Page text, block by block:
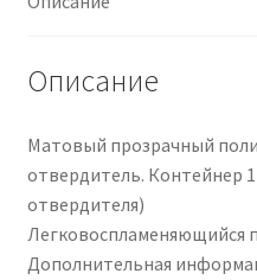
Описание
Матовый прозрачный
отвердитель. Контейнер 1
отвердителя)
Легковоспламеняющийся
Дополнительная